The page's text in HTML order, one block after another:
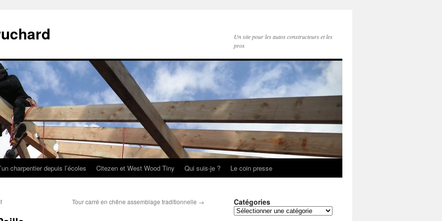
Un site pour les autos constructeurs et les
pros
charpentier depuis l’écoles Citezen et West Wood Tiny Qui suis-je ? Le coin presse
Tour carré en chêne assemblage traditionnelle → Catégories
Catégories